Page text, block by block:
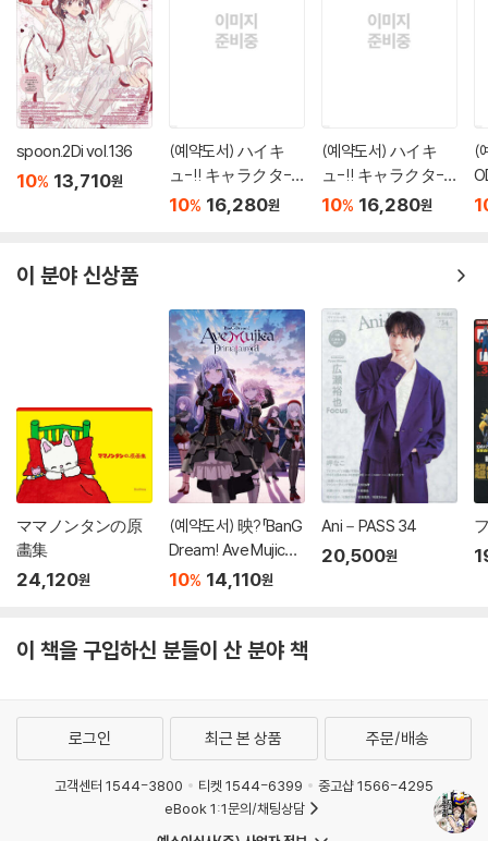
spoon.2Di vol.136
10% 13,710원
(예약도서) ハイキ
ュ-!! キャラクタ-
リミックス 絆
10% 16,280원
(예약도서) ハイキ
ュ-!! キャラクタ-
リミックス 絆
10% 16,280원
(
이 분야 신상품
ママノンタンの原
畵集
24,120원
(예약도서) 映?「BanG
Dream! Ave Mujica p
rima aurora」パンフ
10% 14,110원
Ani－PASS 34
20,500원
이 책을 구입하신 분들이 산 분야 책
로그인 최근 본 상품 주문/배송
고객센터 1544-3800 티켓 1544-6399
중고샵 1566-4295
eBook 1:1문의/채팅상담